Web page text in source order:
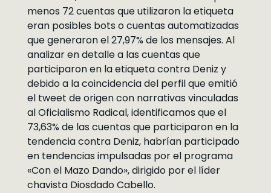
menos 72 cuentas que utilizaron la etiqueta
eran posibles bots o cuentas automatizadas
que generaron el 27,97% de los mensajes. Al
analizar en detalle a las cuentas que
participaron en la etiqueta contra Deniz y
debido a la coincidencia del perfil que emitió
el tweet de origen con narrativas vinculadas
al Oficialismo Radical, identificamos que el
73,63% de las cuentas que participaron en la
tendencia contra Deniz, habrían participado
en tendencias impulsadas por el programa
«Con el Mazo Dando», dirigido por el líder
chavista Diosdado Cabello.